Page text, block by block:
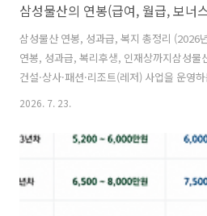
삼성물산 연봉, 성과급, 복지 총정리 (2026
연봉, 성과급, 복리후생, 인재상까지삼성물
건설·상사·패션·리조트(레저) 사업을 운영
다. 안정성과 복지가 뛰어나 장기근속자가
정리했습니다.💰 삼성물산 초봉 및 평균연
로 보면 삼성그룹에서도 높은 연봉을 지급
2026. 7. 23.